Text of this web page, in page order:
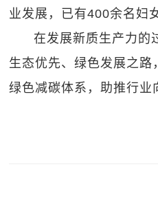
业发展，已有400余名妇
在发展新质生产力的
生态优先、绿色发展之路
绿色减碳体系，助推行业